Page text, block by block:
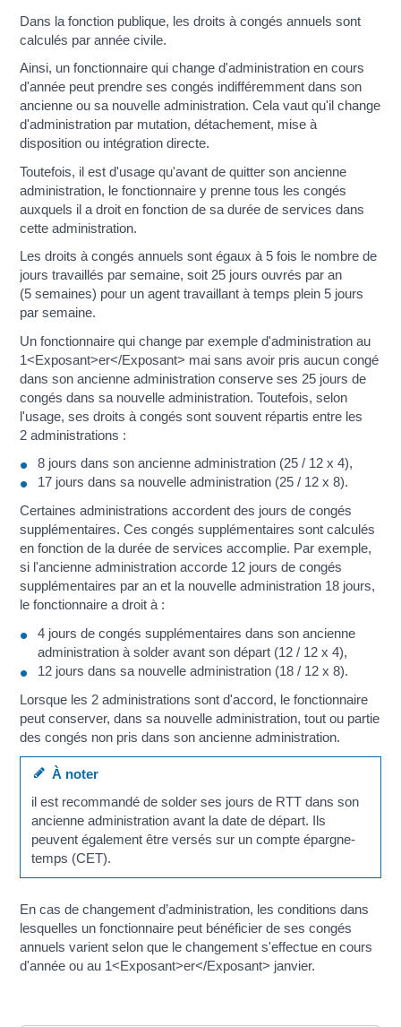
Dans la fonction publique, les droits à congés annuels sont
calculés par année civile.
Ainsi, un fonctionnaire qui change d'administration en cours
d'année peut prendre ses congés indifféremment dans son
ancienne ou sa nouvelle administration. Cela vaut qu'il change
d'administration par mutation, détachement, mise à
disposition ou intégration directe.
Toutefois, il est d'usage qu'avant de quitter son ancienne
administration, le fonctionnaire y prenne tous les congés
auxquels il a droit en fonction de sa durée de services dans
cette administration.
Les droits à congés annuels sont égaux à 5 fois le nombre de
jours travaillés par semaine, soit 25 jours ouvrés par an
(5 semaines) pour un agent travaillant à temps plein 5 jours
par semaine.
Un fonctionnaire qui change par exemple d'administration au
1<Exposant>er</Exposant> mai sans avoir pris aucun congé
dans son ancienne administration conserve ses 25 jours de
congés dans sa nouvelle administration. Toutefois, selon
l'usage, ses droits à congés sont souvent répartis entre les
2 administrations :
8 jours dans son ancienne administration (25 / 12 x 4),
17 jours dans sa nouvelle administration (25 / 12 x 8).
Certaines administrations accordent des jours de congés
supplémentaires. Ces congés supplémentaires sont calculés
en fonction de la durée de services accomplie. Par exemple,
si l'ancienne administration accorde 12 jours de congés
supplémentaires par an et la nouvelle administration 18 jours,
le fonctionnaire a droit à :
4 jours de congés supplémentaires dans son ancienne
administration à solder avant son départ (12 / 12 x 4),
12 jours dans sa nouvelle administration (18 / 12 x 8).
Lorsque les 2 administrations sont d'accord, le fonctionnaire
peut conserver, dans sa nouvelle administration, tout ou partie
des congés non pris dans son ancienne administration.
À noter
il est recommandé de solder ses jours de RTT dans son
ancienne administration avant la date de départ. Ils
peuvent également être versés sur un compte épargne-
temps (CET).
En cas de changement d’administration, les conditions dans
lesquelles un fonctionnaire peut bénéficier de ses congés
annuels varient selon que le changement s'effectue en cours
d'année ou au 1<Exposant>er</Exposant> janvier.